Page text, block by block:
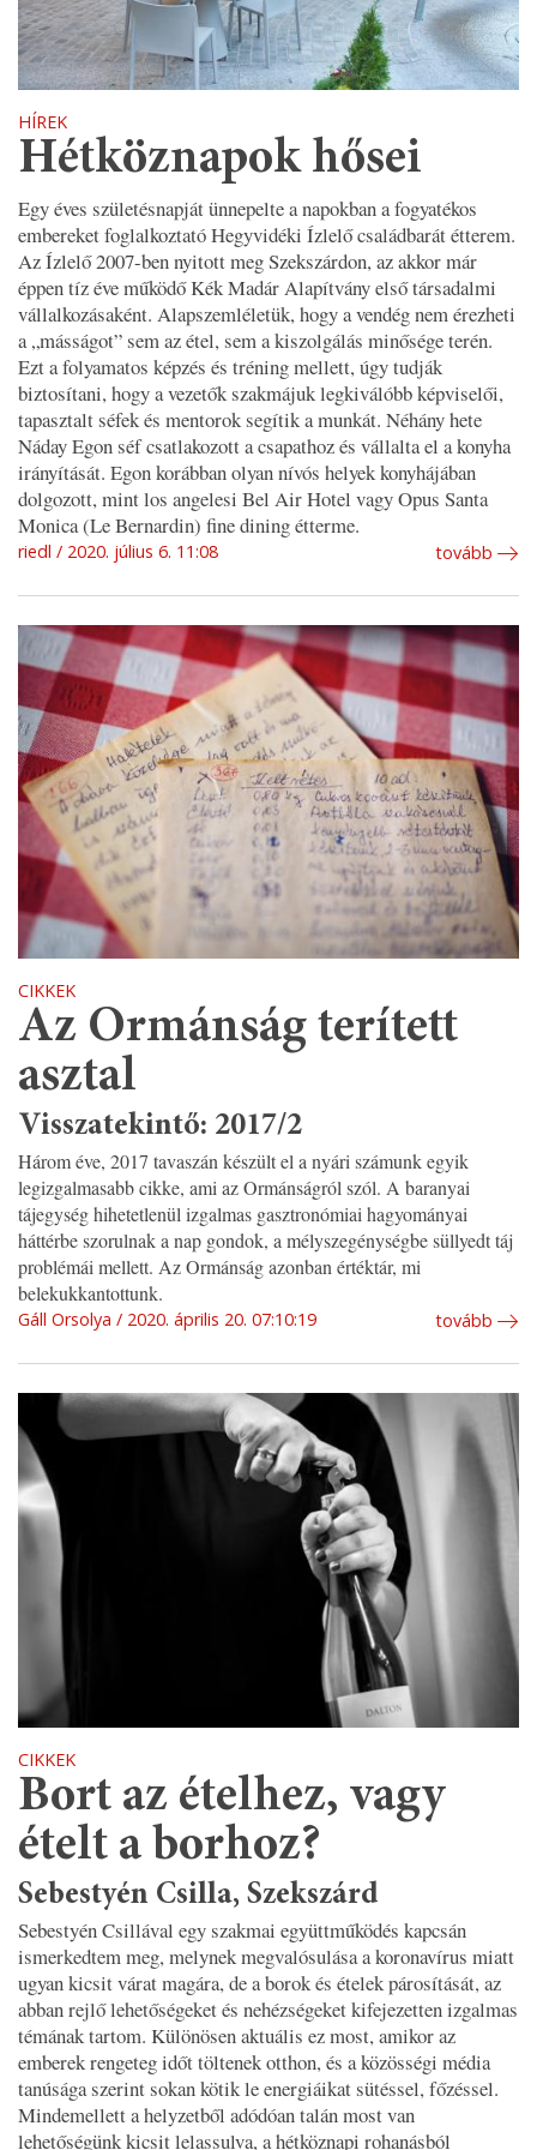
HÍREK
Hétköznapok hősei
Egy éves születésnapját ünnepelte a napokban a fogyatékos
embereket foglalkoztató Hegyvidéki Ízlelő családbarát étterem.
Az Ízlelő 2007-ben nyitott meg Szekszárdon, az akkor már
éppen tíz éve működő Kék Madár Alapítvány első társadalmi
vállalkozásaként. Alapszemléletük, hogy a vendég nem érezheti
a „másságot” sem az étel, sem a kiszolgálás minősége terén.
Ezt a folyamatos képzés és tréning mellett, úgy tudják
biztosítani, hogy a vezetők szakmájuk legkiválóbb képviselői,
tapasztalt séfek és mentorok segítik a munkát. Néhány hete
Náday Egon séf csatlakozott a csapathoz és vállalta el a konyha
irányítását. Egon korábban olyan nívós helyek konyhájában
dolgozott, mint los angelesi Bel Air Hotel vagy Opus Santa
Monica (Le Bernardin) fine dining étterme.
riedl 2020. július 6. 11:08 tovább
CIKKEK
Az Ormánság terített
asztal
Visszatekintő: 2017/2
Három éve, 2017 tavaszán készült el a nyári számunk egyik
legizgalmasabb cikke, ami az Ormánságról szól. A baranyai
tájegység hihetetlenül izgalmas gasztronómiai hagyományai
háttérbe szorulnak a nap gondok, a mélyszegénységbe süllyedt táj
problémái mellett. Az Ormánság azonban értéktár, mi
belekukkantottunk.
Gáll Orsolya 2020. április 20. 07:10:19 tovább
CIKKEK
Bort az ételhez, vagy
ételt a borhoz?
Sebestyén Csilla, Szekszárd
Sebestyén Csillával egy szakmai együttműködés kapcsán
ismerkedtem meg, melynek megvalósulása a koronavírus miatt
ugyan kicsit várat magára, de a borok és ételek párosítását, az
abban rejlő lehetőségeket és nehézségeket kifejezetten izgalmas
témának tartom. Különösen aktuális ez most, amikor az
emberek rengeteg időt töltenek otthon, és a közösségi média
tanúsága szerint sokan kötik le energiáikat sütéssel, főzéssel.
Mindemellett a helyzetből adódóan talán most van
lehetőségünk kicsit lelassulva, a hétköznapi rohanásból